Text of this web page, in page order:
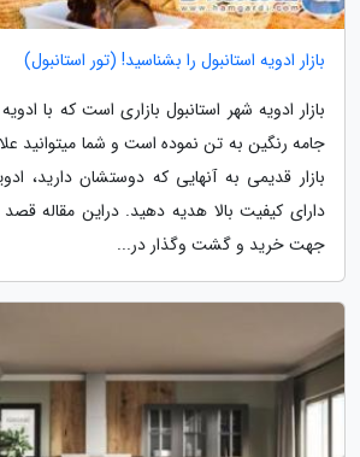
بازار ادویه استانبول را بشناسید! (تور استانبول)
بازار ادویه شهر استانبول بازاری است که با
جامه رنگین به تن نموده است و شما میتوانید
بازار قدیمی به آنهایی که دوستشان دارید،
دارای کیفیت بالا هدیه دهید. دراین مقاله قصد
جهت خرید و گشت وگذار در...